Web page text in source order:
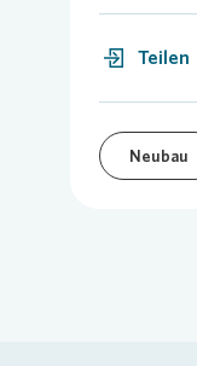
Teilen
Neubau